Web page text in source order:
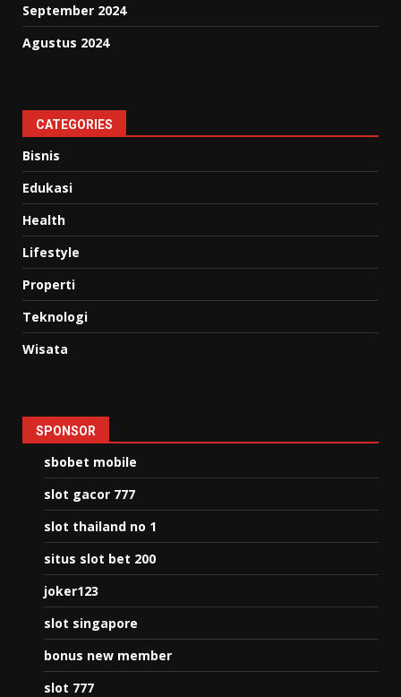
September 2024
Agustus 2024
CATEGORIES
Bisnis
Edukasi
Health
Lifestyle
Properti
Teknologi
Wisata
SPONSOR
sbobet mobile
slot gacor 777
slot thailand no 1
situs slot bet 200
joker123
slot singapore
bonus new member
slot 777